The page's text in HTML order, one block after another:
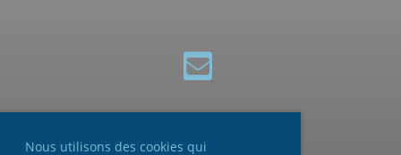
Nous utilisons des cookies qui